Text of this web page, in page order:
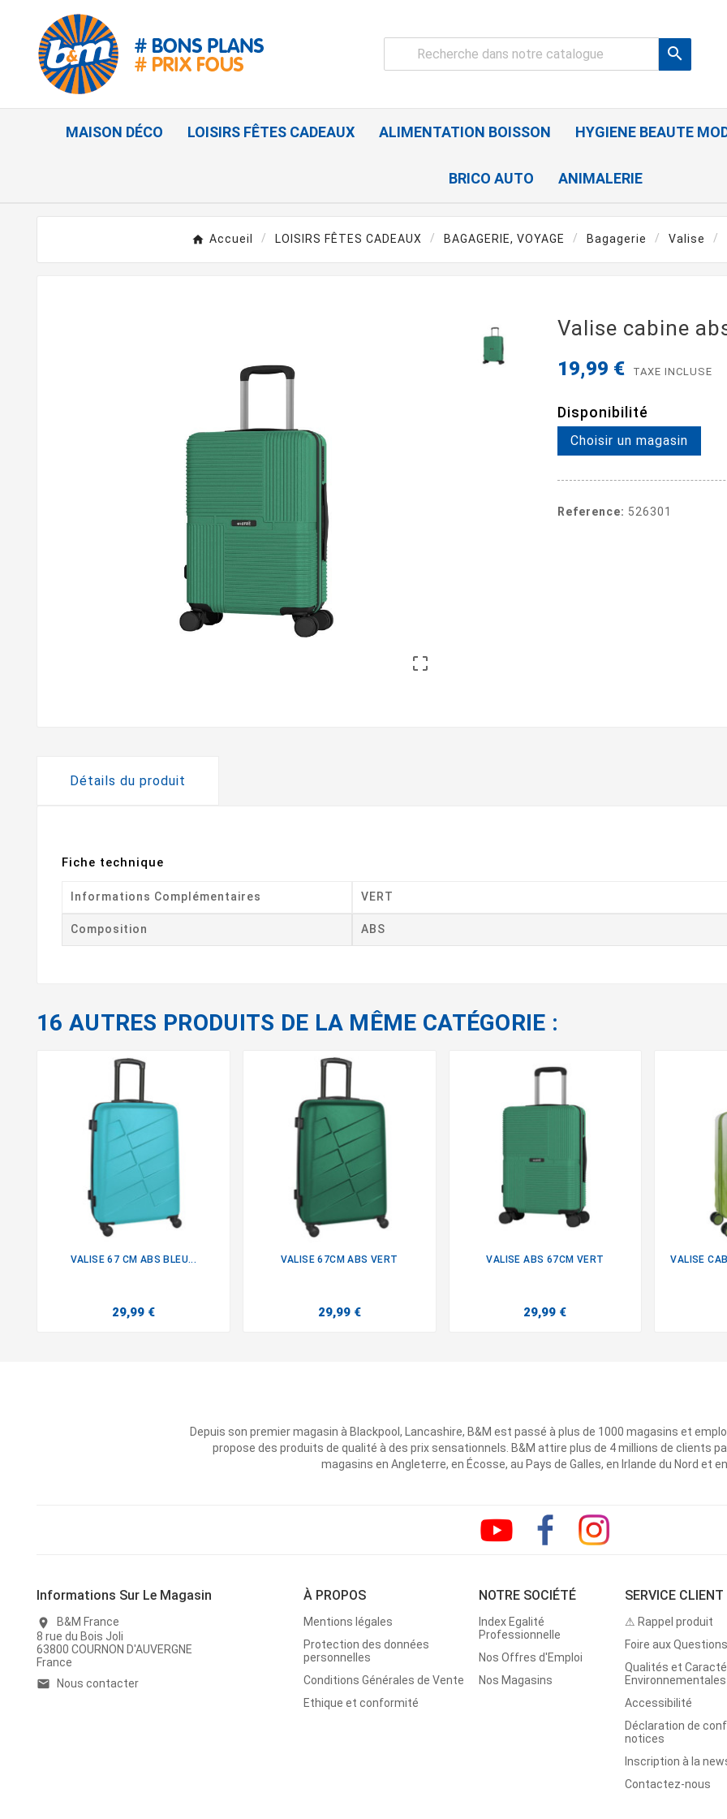

MAISON DÉCO LOISIRS FÊTES CADEAUX ALIMENTATION BOISSON HYGIENE BEAUTE
BRICO AUTO ANIMALERIE
Accueil LOISIRS FÊTES CADEAUX BAGAGERIE, VOYAGE Bagagerie Valise

Valise cabine
19,99 € TAXE INCLUSE
Disponibilité
Choisir un magasin
Reference: 526301
Détails du produit
Fiche technique
Informations Complémentaires VERT
Composition ABS
16 AUTRES PRODUITS DE LA MÊME CATÉGORIE :
VALISE 67 CM ABS BLEU...
29,99 €
VALISE 67CM ABS VERT
29,99 €
VALISE ABS 67CM VERT
29,99 €
VALISE
Depuis son premier magasin à Blackpool, Lancashire, B&M est passé à plus de 1000 magasins et
propose des produits de qualité à des prix sensationnels. B&M attire plus de 4 millions de clients
magasins en Angleterre, en Écosse, au Pays de Galles, en Irlande du Nord et
Informations Sur Le Magasin
location_on
B&M France
8 rue du Bois Joli
63800 COURNON D'AUVERGNE
France
email Nous contacter
À PROPOS
Mentions légales
Protection des données
personnelles
Conditions Générales de Vente
Ethique et conformité
NOTRE SOCIÉTÉ
Index Egalité
Professionnelle
Nos Offres d'Emploi
Nos Magasins
SERVICE CLIENT
⚠ Rappel produit
Foire aux
Qualités et
Environnementales
Accessibilité
Déclaration de
notices
Inscription à la
Contactez-nous